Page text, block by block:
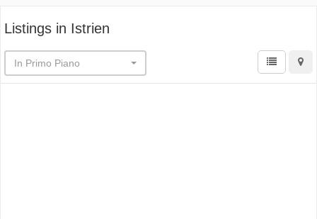
Listings in Istrien
In Primo Piano